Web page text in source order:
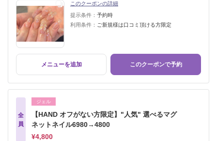
このクーポンの詳細
提示条件： 予約時
利用条件： ご新規様は口コミ頂ける方限定
メニューを追加 このクーポンで予約
全
員
ジェル
【HAND オフがない方限定】"人気" 選べるマグ
ネットネイル6980→4800
¥4,800